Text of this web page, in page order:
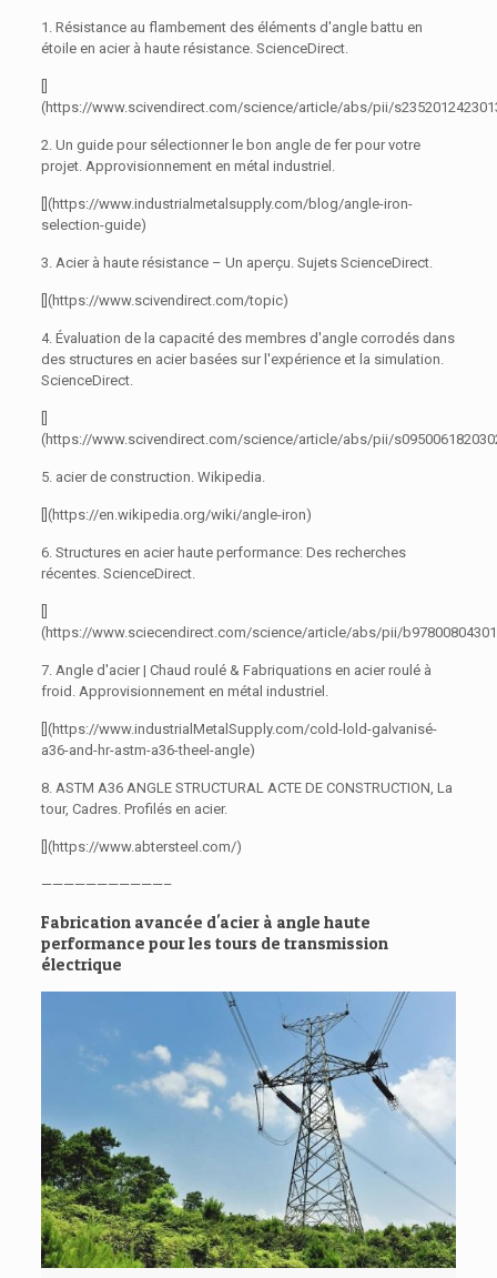
1. Résistance au flambement des éléments d'angle battu en
étoile en acier à haute résistance. ScienceDirect.
(https://www.scivendirect.com/science/article/abs/pii/
2. Un guide pour sélectionner le bon angle de fer pour votre
projet. Approvisionnement en métal industriel.
[](https://www.industrialmetalsupply.com/blog/angle-iron-
selection-guide)
3. Acier à haute résistance – Un aperçu. Sujets ScienceDirect.
[](https://www.scivendirect.com/topic)
4. Évaluation de la capacité des membres d'angle corrodés dans
des structures en acier basées sur l'expérience et la simulation.
ScienceDirect.
(https://www.scivendirect.com/science/article/abs/pii/
5. acier de construction. Wikipedia.
[](https://en.wikipedia.org/wiki/angle-iron)
6. Structures en acier haute performance: Des recherches
récentes. ScienceDirect.
(https://www.sciecendirect.com/science/article/abs/pii/
7. Angle d'acier | Chaud roulé & Fabriquations en acier roulé à
froid. Approvisionnement en métal industriel.
[](https://www.industrialMetalSupply.com/cold-lold-galvanisé-
a36-and-hr-astm-a36-theel-angle)
8. ASTM A36 ANGLE STRUCTURAL ACTE DE CONSTRUCTION, La
tour, Cadres. Profilés en acier.
[](https://www.abtersteel.com/)
———————————–
Fabrication avancée d'acier à angle haute
performance pour les tours de transmission
électrique